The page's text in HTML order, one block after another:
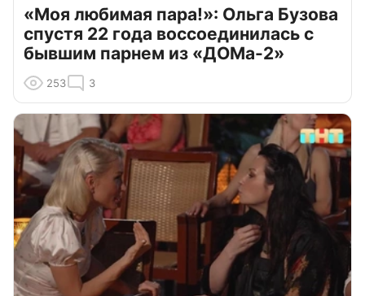
«Моя любимая пара!»: Ольга Бузова
спустя 22 года воссоединилась с
бывшим парнем из «ДОМа-2»
253 3